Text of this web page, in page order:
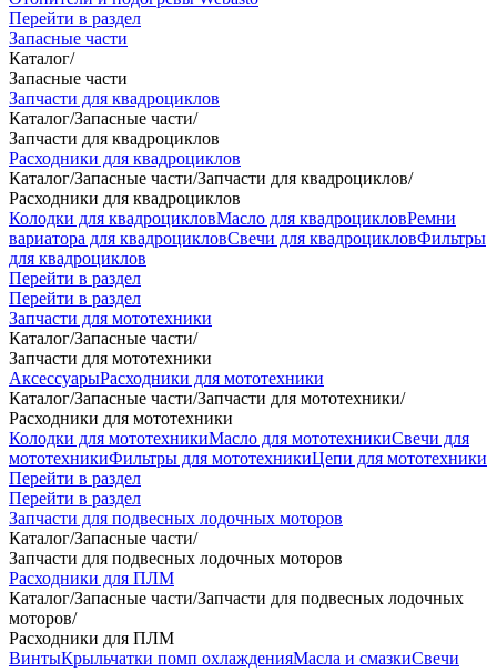
Перейти в раздел
Запасные части
Каталог/
Запасные части
Запчасти для квадроциклов
Каталог/Запасные части/
Запчасти для квадроциклов
Расходники для квадроциклов
Каталог/Запасные части/Запчасти для квадроциклов/
Расходники для квадроциклов
Колодки для квадроцикловМасло для квадроцикловРемни
вариатора для квадроцикловСвечи для квадроцикловФильтры
для квадроциклов
Перейти в раздел
Перейти в раздел
Запчасти для мототехники
Каталог/Запасные части/
Запчасти для мототехники
АксессуарыРасходники для мототехники
Каталог/Запасные части/Запчасти для мототехники/
Расходники для мототехники
Колодки для мототехникиМасло для мототехникиСвечи для
мототехникиФильтры для мототехникиЦепи для мототехники
Перейти в раздел
Перейти в раздел
Запчасти для подвесных лодочных моторов
Каталог/Запасные части/
Запчасти для подвесных лодочных моторов
Расходники для ПЛМ
Каталог/Запасные части/Запчасти для подвесных лодочных
моторов/
Расходники для ПЛМ
ВинтыКрыльчатки помп охлажденияМасла и смазкиСвечи